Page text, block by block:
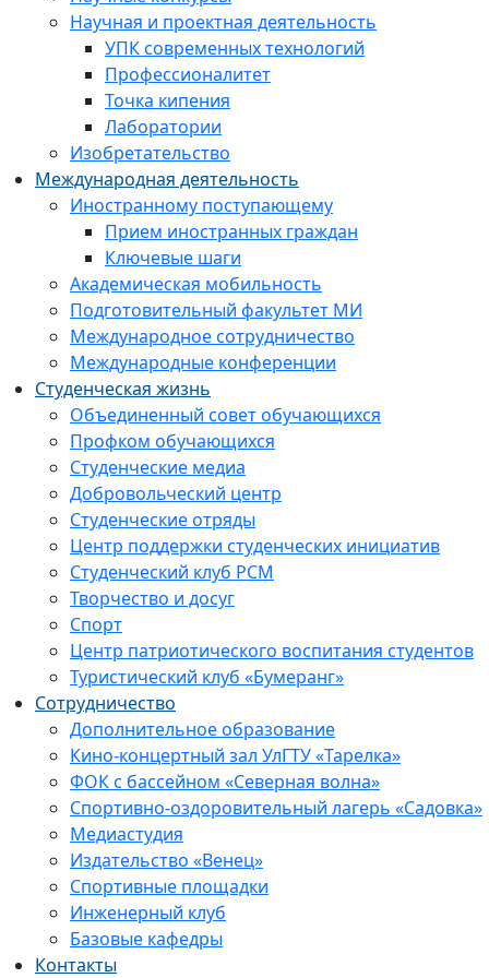
Научная и проектная деятельность
УПК современных технологий
Профессионалитет
Точка кипения
Лаборатории
Изобретательство
Международная деятельность
Иностранному поступающему
Прием иностранных граждан
Ключевые шаги
Академическая мобильность
Подготовительный факультет МИ
Международное сотрудничество
Международные конференции
Студенческая жизнь
Объединенный совет обучающихся
Профком обучающихся
Студенческие медиа
Добровольческий центр
Студенческие отряды
Центр поддержки студенческих инициатив
Студенческий клуб РСМ
Творчество и досуг
Спорт
Центр патриотического воспитания студентов
Туристический клуб «Бумеранг»
Сотрудничество
Дополнительное образование
Кино-концертный зал УлГТУ «Тарелка»
ФОК с бассейном «Северная волна»
Спортивно-оздоровительный лагерь «Садовка»
Медиастудия
Издательство «Венец»
Спортивные площадки
Инженерный клуб
Базовые кафедры
Контакты